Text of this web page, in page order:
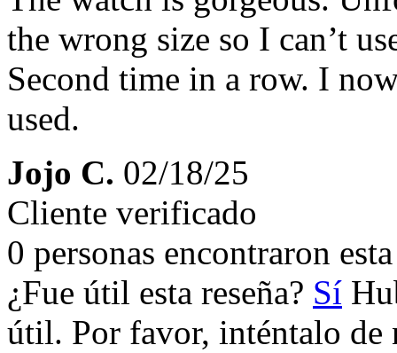
the wrong size so I can’t
Second time in a row. I
used.
Jojo C. 02/18/25
Cliente verificado
0 personas encontraron
¿Fue útil esta reseña? Sí
útil. Por favor, inténtalo de